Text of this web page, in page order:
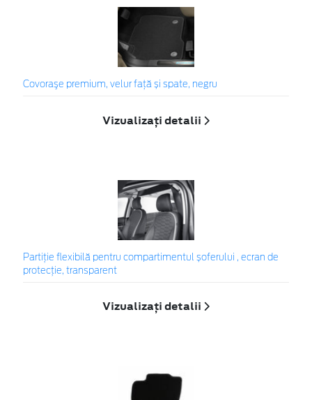
Covoraşe premium, velur față și spate, negru
Vizualizați detalii
Partiție flexibilă pentru compartimentul șoferului , ecran de
protecție, transparent
Vizualizați detalii